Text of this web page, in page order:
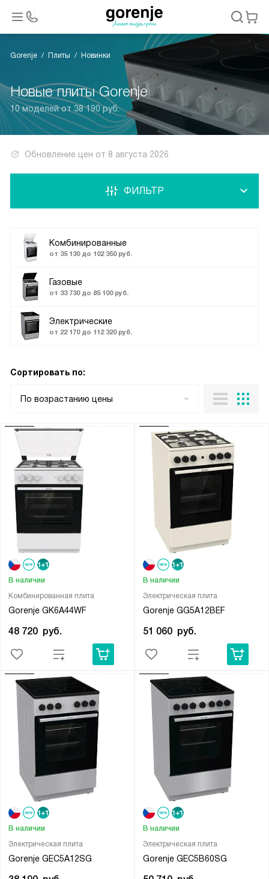
Gorenje Плиты Новинки
Новые плиты Gorenje
10 моделей от 38 190 руб.
Обновление цен от 8 августа 2026
Комбинированные
от 35 130 до 102 350 руб.
Газовые
от 33 730 до 85 100 руб.
Электрические
от 22 170 до 112 320 руб.
ФИЛЬТР
Сортировать по:
По возрастанию цены
Комбинированная плита
Gorenje GK6A44WF
В наличии
48 720 руб.
Электрическая плита
Gorenje GG5A12BEF
В наличии
51 060 руб.
Электрическая плита
Gorenje GEC5A12SG
В наличии
Электрическая плита
Gorenje GEC5B60SG
В наличии